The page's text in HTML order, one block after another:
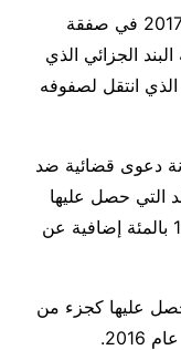
وانتقل نيمار إلى سان جيرمان في صيف 2017 في صفقة
قيمة البند الجزائي الذي
انتقل لصفوفه
رفع برشلونة دعوى قضائية ضد
التي حصل عليها
بالإضافة إلى 8.5 مليون يورو كتعويض و10 بالمئة إضافية عن
عليها كجزء من